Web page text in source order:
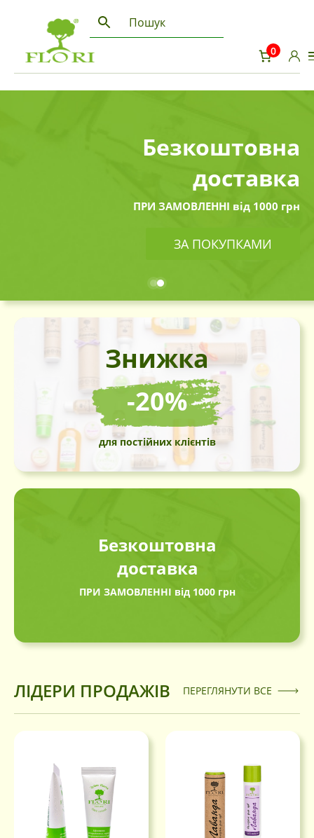
0
ЗА ПОКУПКАМИ
Безкоштовна
доставка
ПРИ ЗАМОВЛЕННІ від 1000 грн
ЗА ПОКУПКАМИ
Знижка
-20%
для постійних клієнтів
Безкоштовна
доставка
ПРИ ЗАМОВЛЕННІ від 1000 грн
ЛІДЕРИ ПРОДАЖІВ ПЕРЕГЛЯНУТИ ВСЕ